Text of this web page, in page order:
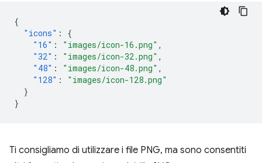
{
"icons" :
{
"16" : "images/icon-16.png" ,
"32" : "images/icon-32.png" ,
"48" : "images/icon-48.png" ,
"128" :
"images/icon-128.png"
}
}
Ti consigliamo di utilizzare i file PNG, ma sono consentiti